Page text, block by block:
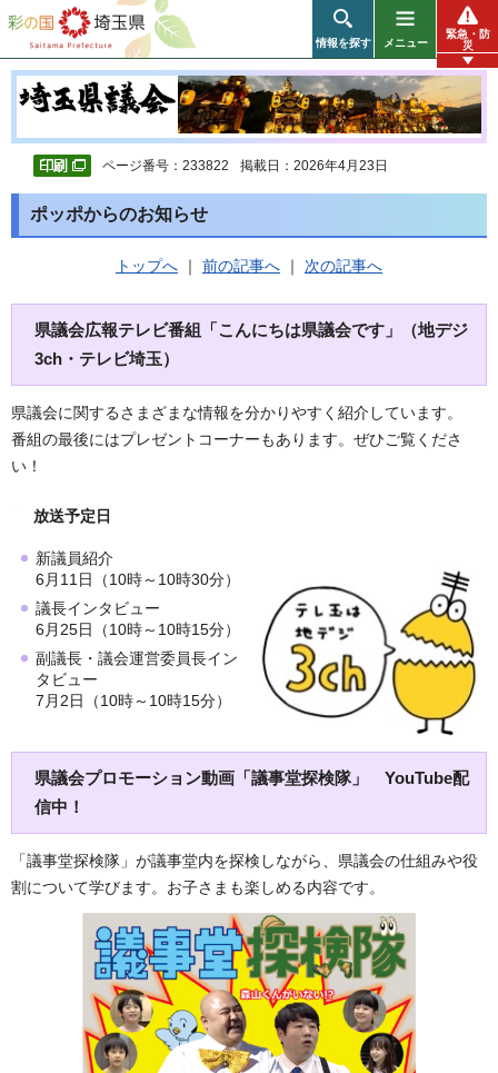
彩の国 埼玉県
情報を探す メニュー
緊急・防
災
ページ番号：233822 掲載日：2026年4月23日
ポッポからのお知らせ
トップへ ｜ 前の記事へ ｜ 次の記事へ
県議会広報テレビ番組「こんにちは県議会です」（地デジ
3ch・テレビ埼玉）
県議会に関するさまざまな情報を分かりやすく紹介しています。
番組の最後にはプレゼントコーナーもあります。ぜひご覧くださ
い！
放送予定日
新議員紹介
6月11日（10時～10時30分）
議長インタビュー
6月25日（10時～10時15分）
副議長・議会運営委員長イン
タビュー
7月2日（10時～10時15分）
県議会プロモーション動画「議事堂探検隊」 YouTube配
信中！
「議事堂探検隊」が議事堂内を探検しながら、県議会の仕組みや役
割について学びます。お子さまも楽しめる内容です。